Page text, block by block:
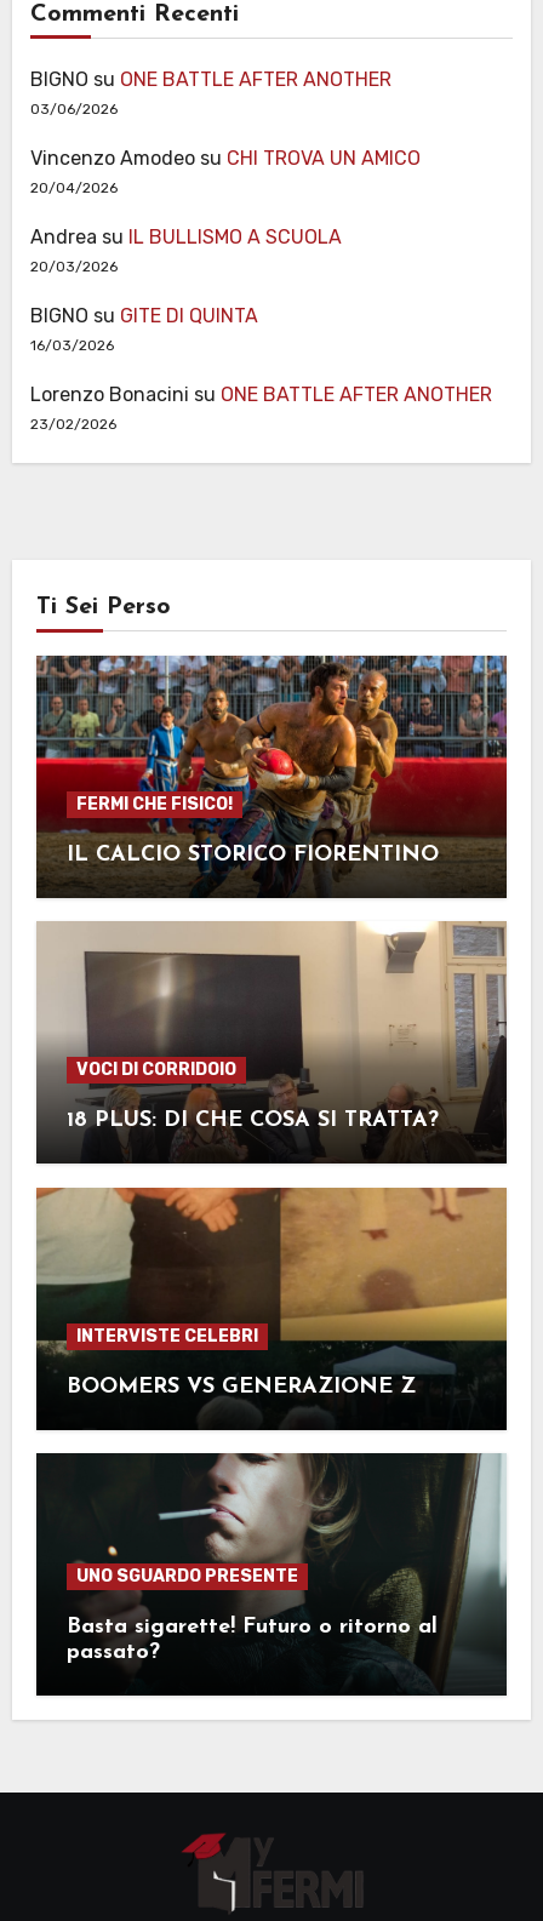
Commenti Recenti
BIGNO su ONE BATTLE AFTER ANOTHER
03/06/2026
Vincenzo Amodeosu CHI TROVA UN AMICO
20/04/2026
Andrea su IL BULLISMO A SCUOLA
20/03/2026
BIGNO su GITE DI QUINTA
16/03/2026
Lorenzo Bonacini su ONE BATTLE AFTER ANOTHER
23/02/2026
Ti Sei Perso
FERMI CHE FISICO!
IL CALCIO STORICO FIORENTINO
VOCI DI CORRIDOIO
18 PLUS: DI CHE COSA SI TRATTA?
INTERVISTE CELEBRI
BOOMERS VS GENERAZIONE Z
UNO SGUARDO PRESENTE
Basta sigarette! Futuro o ritorno al
passato?